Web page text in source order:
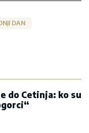
DAN
do Cetinja: ko su